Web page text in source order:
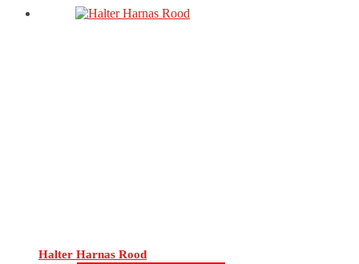
populariteit
Halter Harnas Rood